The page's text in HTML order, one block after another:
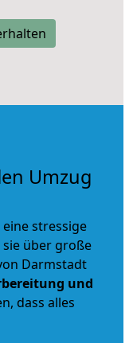
Umzug
stressige
über große
Darmstadt
und
dass alles